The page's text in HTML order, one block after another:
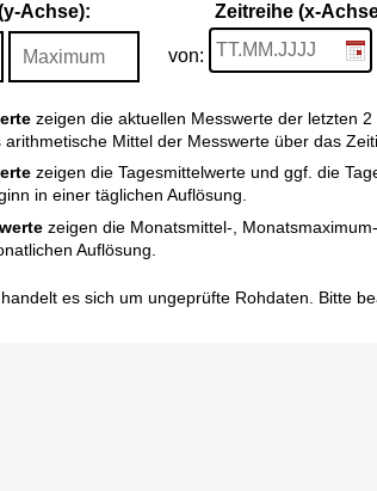
Achse): Zeitreihe (x-
von:
zeigen die aktuellen Messwerte der letzten
arithmetische Mittel der Messwerte über das
zeigen die Tagesmittelwerte und ggf. die
in einer täglichen Auflösung.
zeigen die Monatsmittel-,
Auflösung.
es sich um ungeprüfte Rohdaten. Bitte